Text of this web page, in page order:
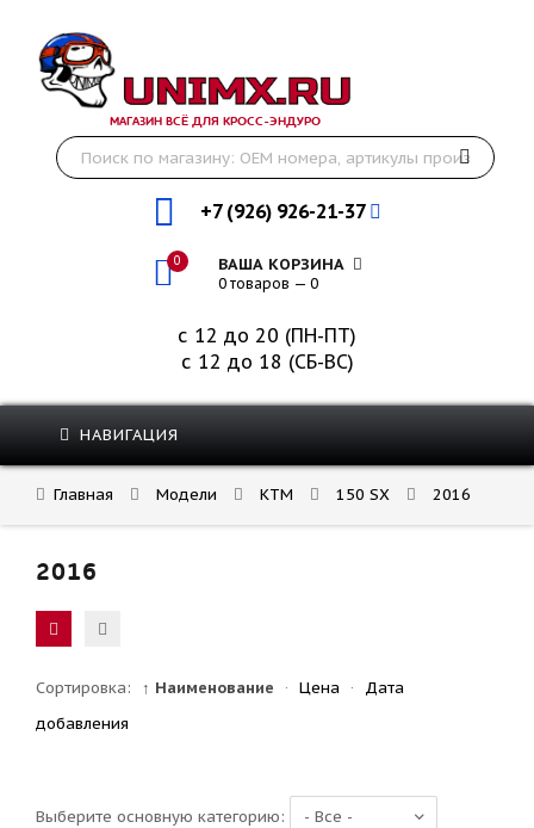
МАГАЗИН ВСЁ ДЛЯ КРОСС-ЭНДУРО
+7 (926) 926-21-37
0 ВАША КОРЗИНА
0 товаров — 0
с 12 до 20 (ПН-ПТ)
с 12 до 18 (СБ-ВС)
НАВИГАЦИЯ
Главная Модели KTM 150 SX 2016
2016
Сортировка: ↑ Наименование · Цена ·
Дата
добавления
Выберите основную категорию: